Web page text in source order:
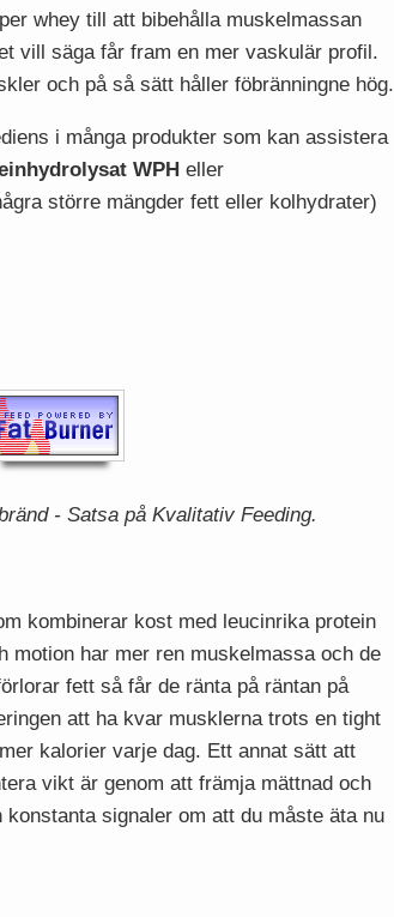
whey till att bibehålla muskelmassan
vill säga får fram en mer vaskulär profil.
och på så sätt håller föbränningne hög.
i många produkter som kan assistera
WPH eller
större mängder fett eller kolhydrater)
- Satsa på Kvalitativ Feeding.
kombinerar kost med leucinrika protein
motion har mer ren muskelmassa och de
fett så får de ränta på räntan på
att ha kvar musklerna trots en tight
kalorier varje dag. Ett annat sätt att
vikt är genom att främja mättnad och
signaler om att du måste äta nu